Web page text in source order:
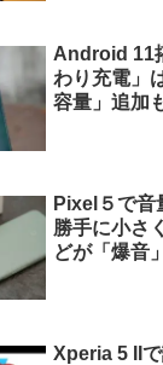
Android 11
わり充電」
容量」追加
Pixel５で音
勝手に小さ
どが「爆音
Xperia 5 IIで